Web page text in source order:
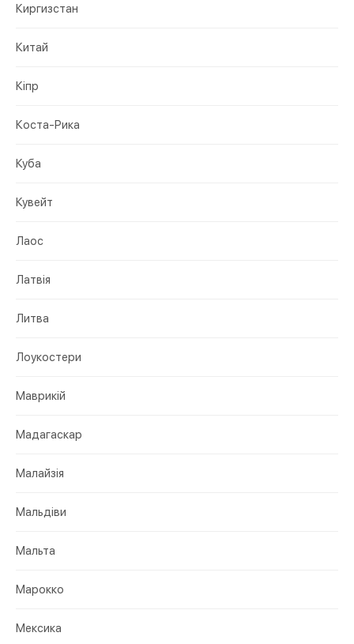
Киргизстан
Китай
Кіпр
Коста-Рика
Куба
Кувейт
Лаос
Латвія
Литва
Лоукостери
Маврикій
Мадагаскар
Малайзія
Мальдіви
Мальта
Марокко
Мексика